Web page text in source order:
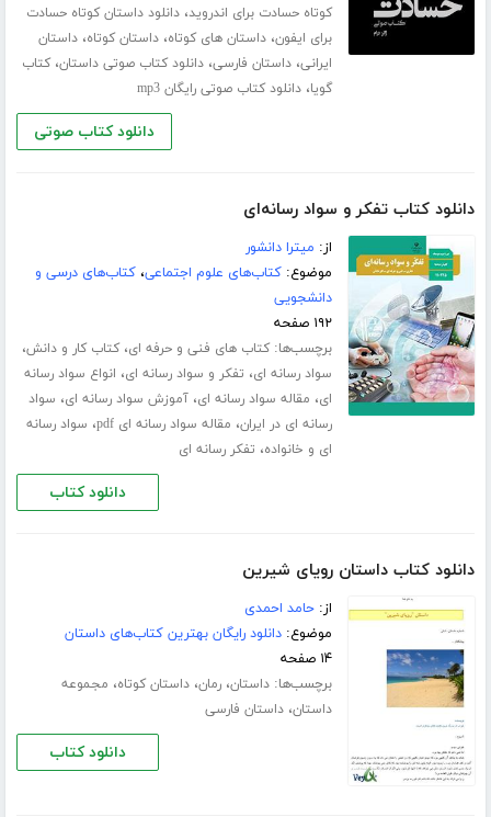
کوتاه حسادت برای اندروید،دانلود داستان کوتاه حسادت
برای ایفون،داستان های کوتاه،داستان کوتاه،داستان
ایرانی،داستان فارسی،دانلود کتاب صوتی داستان،کتاب
گویا،دانلود کتاب صوتی رایگان mp3
دانلود کتاب صوتی
دانلود کتاب تفکر و سواد رسانه‌ای
از: میترا دانشور
موضوع:کتاب‌های علوم اجتماعی،کتاب‌های درسی و
دانشجویی
۱۹۲ صفحه
برچسب‌ها:کتاب های فنی و حرفه ای،کتاب کار و دانش،
سواد رسانه ای، تفکر و سواد رسانه ای، انواع سواد رسانه
ای، مقاله سواد رسانه ای،آموزش سواد رسانه ای، سواد
رسانه ای در ایران، مقاله سواد رسانه ای pdf ، سواد رسانه
ای و خانواده، تفکر رسانه ای
دانلود کتاب
دانلود کتاب داستان رویای شیرین
از:حامد احمدی
موضوع:دانلود رایگان بهترین کتاب‌های داستان
۱۴ صفحه
برچسب‌ها:داستان،رمان،داستان کوتاه، مجموعه
داستان،داستان فارسی
دانلود کتاب